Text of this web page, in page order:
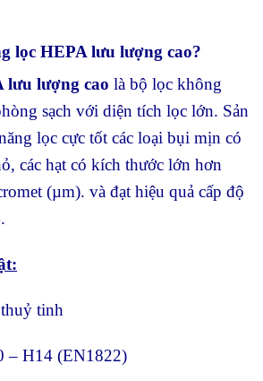
lọc HEPA lưu lượng cao?
lưu lượng cao là bộ lọc không
sạch với diện tích lọc lớn. Sản
lọc cực tốt các loại bụi mịn có
các hạt có kích thước lớn hơn
(µm). và đạt hiệu quả cấp độ
tinh
– H14 (EN1822)